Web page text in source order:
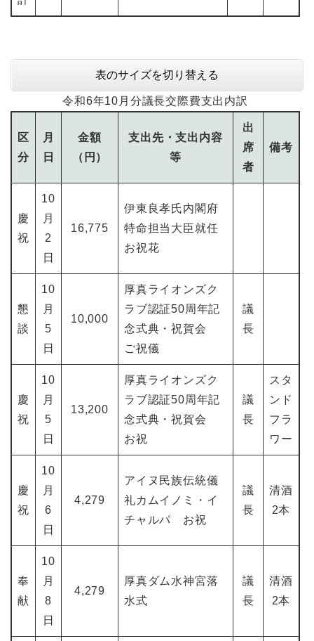
表のサイズを切り替える
令和6年10月分議長交際費支出内訳
区
分
月
日
金額
（円）
支出先・支出内容
等
出
席
者
備考
慶
祝
10
月
2
日
16,775
伊東良孝氏内閣府
特命担当大臣就任
お祝花
懇
談
10
月
5
日
10,000
厚真ライオンズク
ラブ認証50周年記
念式典・祝賀会
ご祝儀
議
長
慶
祝
10
月
5
日
13,200
厚真ライオンズク
ラブ認証50周年記
念式典・祝賀会
お祝
議
長
スタ
ンド
フラ
ワー
慶
祝
10
月
6
日
4,279
アイヌ民族伝統儀
礼カムイノミ・イ
チャルパ お祝
議
長
清酒
2本
奉
献
10
月
8
日
4,279
厚真ダム水神宮落
水式
議
長
清酒
2本